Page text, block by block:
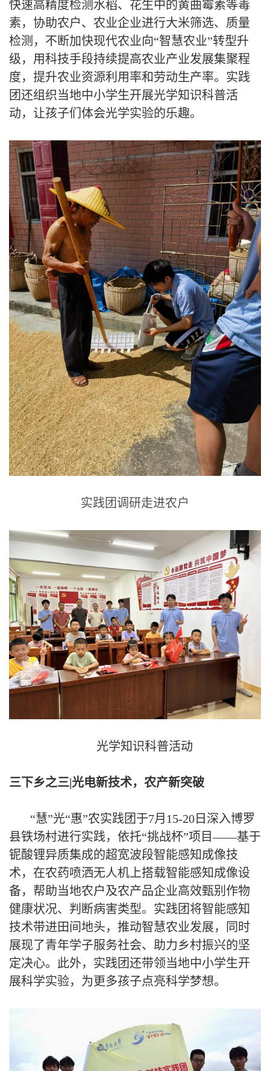
快速高精度检测水稻、花生中的黄曲霉素等毒
素，协助农户、农业企业进行大米筛选、质量
检测，不断加快现代农业向“智慧农业”转型升
级，用科技手段持续提高农业产业发展集聚程
度， 提升农业资源利用率和劳动生产率。实践
团还组织当地中小学生开展光学知识科普活
动， 让孩子们 体会光学实验的乐趣。
实践团调研走进农户
光学知识科普活动
三下乡之三|光电新技术，农产新突破
“慧”光“惠”农实践团于7月15-20日深入博罗
县铁场村进行实践，依托“挑战杯”项目——基于
铌酸锂异质集成的超宽波段智能感知成像技
术，在农药喷洒无人机上搭载智能感知成像设
备，帮助当地农户及农产品企业高效甄别作物
健康状况、判断病害类型。实践团将智能感知
技术带进田间地头，推动智慧农业发展，同时
展现了青年学子服务社会、助力乡村振兴的坚
定决心。此外，实践团还带领当地中小学生开
展科学实验，为更多孩子点亮科学梦想。